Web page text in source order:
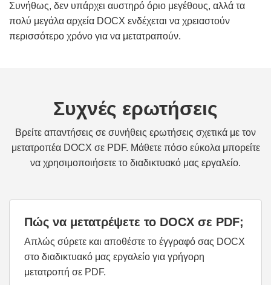
Συνήθως, δεν υπάρχει αυστηρό όριο μεγέθους, αλλά τα
πολύ μεγάλα αρχεία DOCX ενδέχεται να χρειαστούν
περισσότερο χρόνο για να μετατραπούν.
Συχνές ερωτήσεις
Βρείτε απαντήσεις σε συνήθεις ερωτήσεις σχετικά με τον
μετατροπέα DOCX σε PDF. Μάθετε πόσο εύκολα μπορείτε
να χρησιμοποιήσετε το διαδικτυακό μας εργαλείο.
Πώς να μετατρέψετε το DOCX σε PDF;
Απλώς σύρετε και αποθέστε το έγγραφό σας DOCX
στο διαδικτυακό μας εργαλείο για γρήγορη
μετατροπή σε PDF.